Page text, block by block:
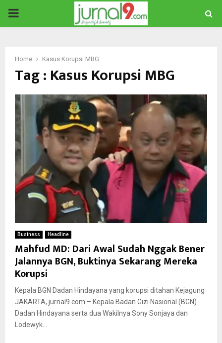
PRIMARY
Home Kasus Korupsi MBG
Tag : Kasus Korupsi MBG
Business Headline
Mahfud MD: Dari Awal Sudah Nggak Bener
Jalannya BGN, Buktinya Sekarang Mereka
Korupsi
Kepala BGN Dadan Hindayana yang korupsi ditahan Kejagung
JAKARTA, jurnal9.com – Kepala Badan Gizi Nasional (BGN)
Dadan Hindayana serta dua Wakilnya Sony Sonjaya dan
Lodewyk...